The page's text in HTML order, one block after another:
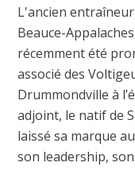
L'ancien
Beauce-
récemment été
associé des
Drummondville à
adjoint, le natif de
laissé sa marque
son leadership, son